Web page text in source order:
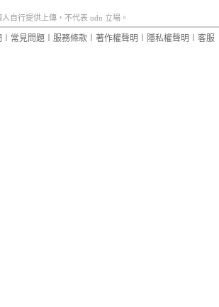
自行提供上傳，不代表 udn 立場。
常見問題 服務條款 著作權聲明 隱私權聲明 客服